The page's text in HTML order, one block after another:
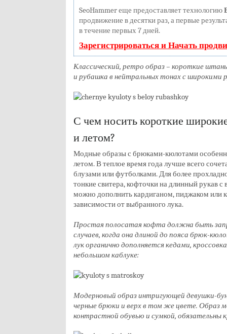
SeoHammer еще предоставляет технологию
продвижение в десятки раз, а первые
в течение первых 7 дней.
Зарегистрироваться и Начать
Классический, ретро образ – короткие
и рубашка в нейтральных тонах с широкими
С чем носить короткие
и летом?
Модные образы с брюками-кюлотами
летом. В теплое время года лучше всего
блузами или футболками. Для более
тонкие свитера, кофточки на длинный рукав
можно дополнить кардиганом, пиджаком или
зависимости от выбранного лука.
Простая полосатая кофта должна быть
случаев, когда она длиной до пояса брюк-
лук органично дополняется кедами,
небольшом каблуке:
Модерновый образ интригующей девушки-
черные брюки и верх в том же цвете. Образ
контрастной обувью и сумкой, обязательны